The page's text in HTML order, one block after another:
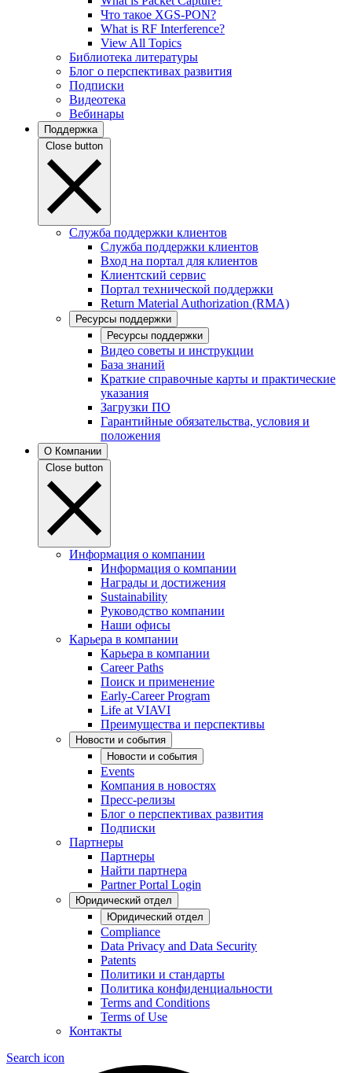
Что такое XGS-PON?
What is RF Interference?
View All Topics
Библиотека литературы
Блог о перспективах развития
Подписки
Видеотека
Вебинары
Поддержка
Close button
Служба поддержки клиентов
Служба поддержки клиентов
Вход на портал для клиентов
Клиентский сервис
Портал технической поддержки
Return Material Authorization (RMA)
Ресурсы поддержки
Ресурсы поддержки
Видео советы и инструкции
База знаний
Краткие справочные карты и практические
указания
Загрузки ПО
Гарантийные обязательства, условия и
положения
О Компании
Close button
Информация о компании
Информация о компании
Награды и достижения
Sustainability
Руководство компании
Наши офисы
Карьера в компании
Карьера в компании
Career Paths
Поиск и применение
Early-Career Program
Life at VIAVI
Преимущества и перспективы
Новости и события
Новости и события
Events
Компания в новостях
Пресс-релизы
Блог о перспективах развития
Подписки
Партнеры
Партнеры
Найти партнера
Partner Portal Login
Юридический отдел
Юридический отдел
Compliance
Data Privacy and Data Security
Patents
Политики и стандарты
Политика конфиденциальности
Terms and Conditions
Terms of Use
Контакты
Search icon